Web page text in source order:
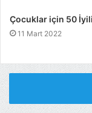
Çocuklar için 50
11 Mart 2022